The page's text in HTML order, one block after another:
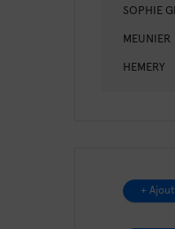
SOPHIE
MEUNIER
HEMERY
+